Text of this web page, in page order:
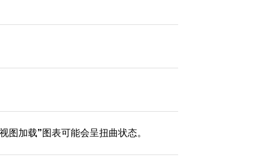
加载”图表可能会呈扭曲状态。